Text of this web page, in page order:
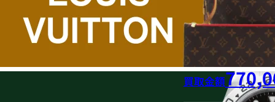
買取金額